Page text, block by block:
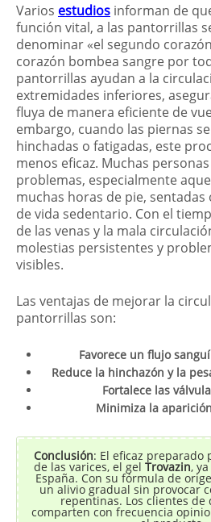
Varios estudios informan de
función vital, a las pantorrillas
denominar «el segundo
corazón bombea sangre por
pantorrillas ayudan a la
extremidades inferiores,
fluya de manera eficiente de
embargo, cuando las piernas
hinchadas o fatigadas, este
menos eficaz. Muchas
problemas, especialmente
muchas horas de pie, sentadas
de vida sedentario. Con el
de las venas y la mala
molestias persistentes y
visibles.
Las ventajas de mejorar la
pantorrillas son:
Favorece un flujo
Reduce la hinchazón y la
Fortalece las
Minimiza la
Conclusión: El eficaz
de las varices, el gel Trovazin,
España. Con su fórmula de
un alivio gradual sin provocar
repentinas. Los clientes de
comparten con frecuencia